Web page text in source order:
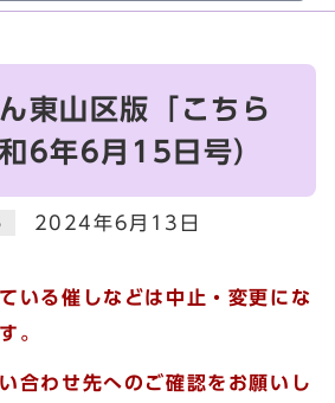
東山区版「こちら
6年6月15日号）
2024年6月13日
いる催しなどは中止・変更にな
。
合わせ先へのご確認をお願いし